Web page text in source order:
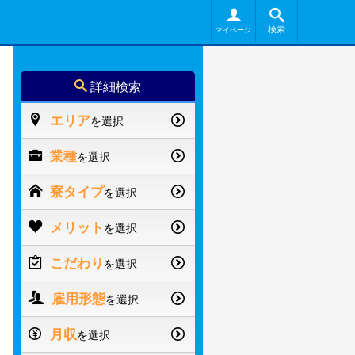
検索
マイページ
詳細検索
エリアを選択
業種を選択
寮タイプを選択
メリット を選択
こだわり を選択
雇用形態を選択
月収を選択